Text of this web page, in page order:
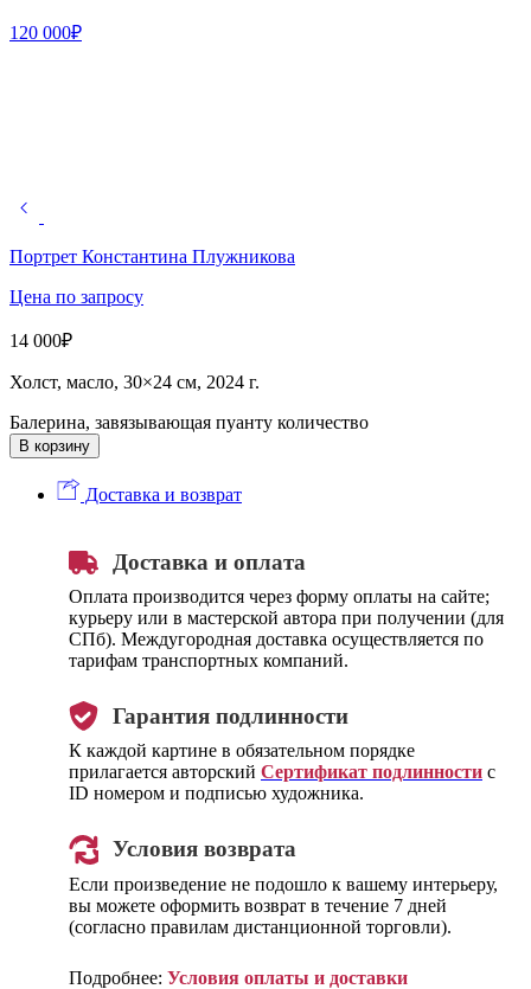
120 000₽
Портрет Константина Плужникова
Цена по запросу
14 000₽
Холст, масло, 30×24 см, 2024 г.
Балерина, завязывающая пуанту количество
В корзину
Доставка и возврат
Доставка и оплата
Оплата производится через форму оплаты на сайте;
курьеру или в мастерской автора при получении (для
СПб). Междугородная доставка осуществляется по
тарифам транспортных компаний.
Гарантия подлинности
К каждой картине в обязательном порядке
прилагается авторский Сертификат подлинности с
ID номером и подписью художника.
Условия возврата
Если произведение не подошло к вашему интерьеру,
вы можете оформить возврат в течение 7 дней
(согласно правилам дистанционной торговли).
Подробнее: Условия оплаты и доставки